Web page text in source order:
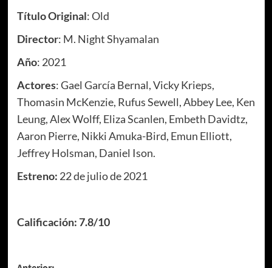
Título Original: Old
Director: M. Night Shyamalan
Año: 2021
Actores: Gael García Bernal, Vicky Krieps,
Thomasin McKenzie, Rufus Sewell, Abbey Lee, Ken
Leung, Alex Wolff, Eliza Scanlen, Embeth Davidtz,
Aaron Pierre, Nikki Amuka-Bird, Emun Elliott,
Jeffrey Holsman, Daniel Ison.
Estreno: 22 de julio de 2021
Calificación: 7.8/10